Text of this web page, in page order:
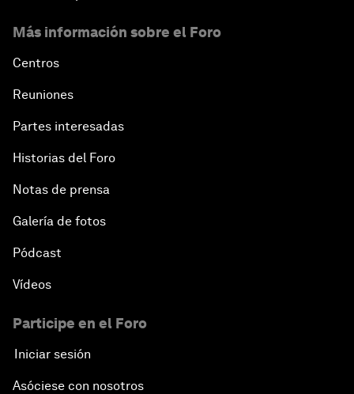
Más información sobre el Foro
Centros
Reuniones
Partes interesadas
Historias del Foro
Notas de prensa
Galería de fotos
Pódcast
Vídeos
Participe en el Foro
Iniciar sesión
Asóciese con nosotros